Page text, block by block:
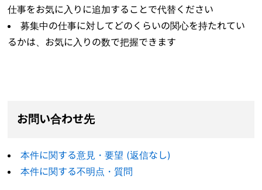
仕事をお気に入りに追加することで代替ください
募集中の仕事に対してどのくらいの関心を持たれてい
るかは、お気に入りの数で把握できます
お問い合わせ先
本件に関する意見・要望 (返信なし)
本件に関する不明点・質問